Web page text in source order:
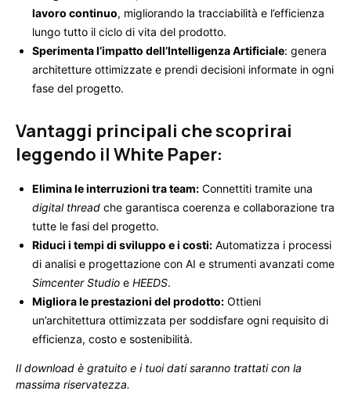
lavoro continuo, migliorando la tracciabilità e l’efficienza
lungo tutto il ciclo di vita del prodotto.
Sperimenta l’impatto dell’Intelligenza Artificiale: genera
architetture ottimizzate e prendi decisioni informate in ogni
fase del progetto.
Vantaggi principali che scoprirai
leggendo il White Paper:
Elimina le interruzioni tra team: Connettiti tramite una
digital thread che garantisca coerenza e collaborazione tra
tutte le fasi del progetto.
Riduci i tempi di sviluppo e i costi: Automatizza i processi
di analisi e progettazione con AI e strumenti avanzati come
Simcenter Studio e HEEDS.
Migliora le prestazioni del prodotto: Ottieni
un’architettura ottimizzata per soddisfare ogni requisito di
efficienza, costo e sostenibilità.
Il download è gratuito e i tuoi dati saranno trattati con la
massima riservatezza.